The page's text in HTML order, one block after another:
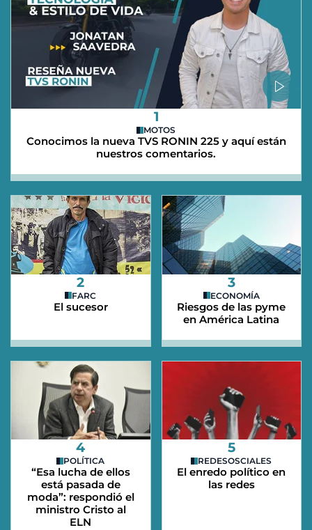
1
MOTOS
Conocimos la nueva TVS RONIN 225 y aquí están
nuestros comentarios.
2
FARC
El sucesor
3
ECONOMÍA
Riesgos de las pyme
en América Latina
4
POLÍTICA
“Esa lucha de ellos
está pasada de
moda”: respondió el
ministro Cristo al
ELN
5
REDESOSCIALES
El enredo político en
las redes